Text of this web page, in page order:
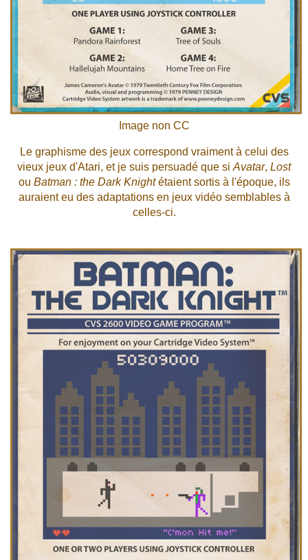
Image non CC
Le graphisme des jeux correspond vraiment à celui des
vieux jeux d'Atari, et je suis persuadé que si Avatar, Lost
ou Batman : the Dark Knightétaient sortis à l'époque, ils
auraient eu des adaptations en jeux vidéo semblables à
celles-ci.